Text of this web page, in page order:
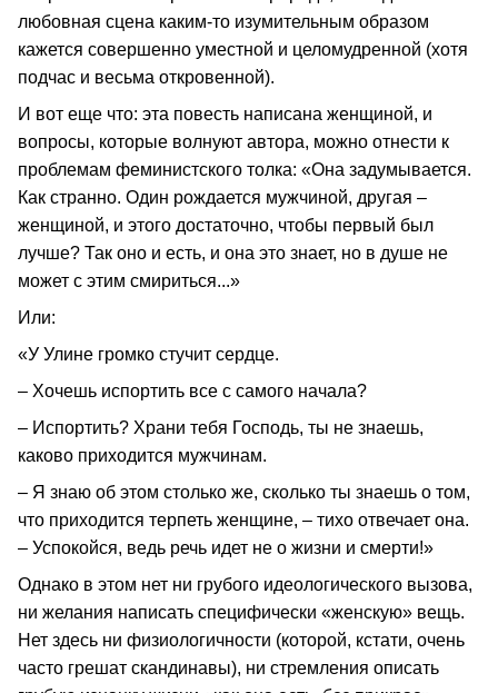
любовная сцена каким-то изумительным образом
кажется совершенно уместной и целомудренной (хотя
подчас и весьма откровенной).
И вот еще что: эта повесть написана женщиной, и
вопросы, которые волнуют автора, можно отнести к
проблемам феминистского толка: «Она задумывается.
Как странно. Один рождается мужчиной, другая –
женщиной, и этого достаточно, чтобы первый был
лучше? Так оно и есть, и она это знает, но в душе не
может с этим смириться...»
Или:
«У Улине громко стучит сердце.
– Хочешь испортить все с самого начала?
– Испортить? Храни тебя Господь, ты не знаешь,
каково приходится мужчинам.
– Я знаю об этом столько же, сколько ты знаешь о том,
что приходится терпеть женщине, – тихо отвечает она.
– Успокойся, ведь речь идет не о жизни и смерти!»
Однако в этом нет ни грубого идеологического вызова,
ни желания написать специфически «женскую» вещь.
Нет здесь ни физиологичности (которой, кстати, очень
часто грешат скандинавы), ни стремления описать